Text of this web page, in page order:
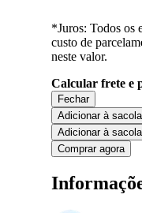
*Juros: Todos os
custo de
neste valor.
Calcular frete e
Fechar
Adicionar à sacola
Adicionar à sacola
Comprar agora